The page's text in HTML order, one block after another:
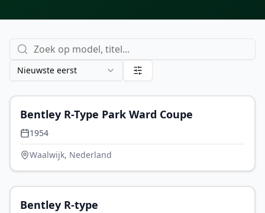
Nieuwste eerst
Bentley R-Type Park Ward Coupe
1954
Waalwijk, Nederland
Bentley R-type